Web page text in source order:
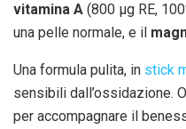
vitamina A (800 µg RE,
una pelle normale, e il
Una formula pulita, in stick
sensibili dall’ossidazione.
per accompagnare il